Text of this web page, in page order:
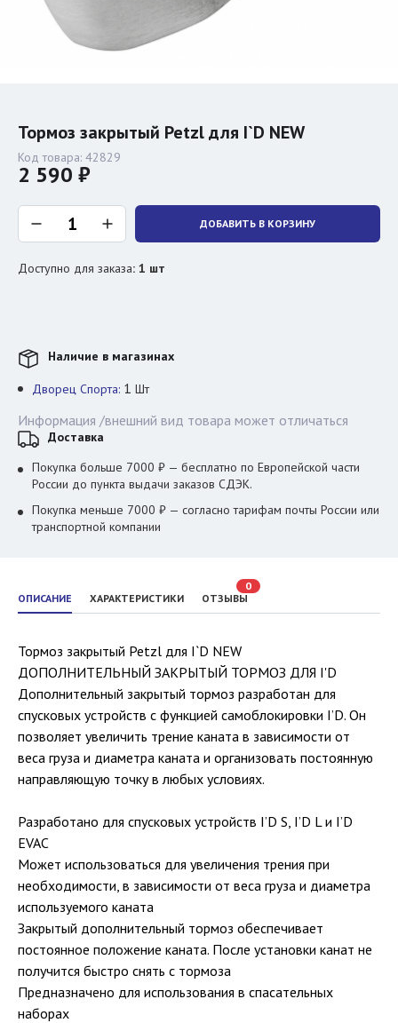
Тормоз закрытый Petzl для I`D NEW
Код товара: 42829
2 590 ₽
ДОБАВИТЬ В КОРЗИНУ
Доступно для заказа: 1 шт
ОПИСАНИЕ ХАРАКТЕРИСТИКИ ОТЗЫВЫ
0
Тормоз закрытый Petzl для I`D NEW
ДОПОЛНИТЕЛЬНЫЙ ЗАКРЫТЫЙ ТОРМОЗ ДЛЯ I'D
Дополнительный закрытый тормоз разработан для
спусковых устройств с функцией самоблокировки I’D. Он
позволяет увеличить трение каната в зависимости от
веса груза и диаметра каната и организовать постоянную
направляющую точку в любых условиях.
Разработано для спусковых устройств I’D S, I’D L и I’D
EVAC
Может использоваться для увеличения трения при
необходимости, в зависимости от веса груза и диаметра
используемого каната
Закрытый дополнительный тормоз обеспечивает
постоянное положение каната. После установки канат не
получится быстро снять с тормоза
Предназначено для использования в спасательных
наборах
Наличие в магазинах
Дворец Спорта: 1 Шт
Информация /внешний вид товара может отличаться
Доставка
Покупка больше 7000 ₽ — бесплатно по Европейской части
России до пункта выдачи заказов СДЭК.
Покупка меньше 7000 ₽ — согласно тарифам почты России или
транспортной компании